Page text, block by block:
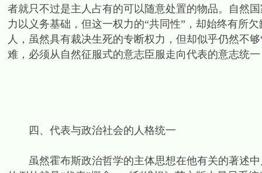
者就只不过是主人占有的可以随意处置的物品。自然
力以义务基础，但这一权力的“共同性”，却始终有所
人，虽然具有裁决生死的专断权力，但却似乎仍然不
难，必须从自然征服式的意志臣服走向代表的意志统
四、代表与政治社会的人格统一
虽然霍布斯政治哲学的主体思想在他有关的著述中